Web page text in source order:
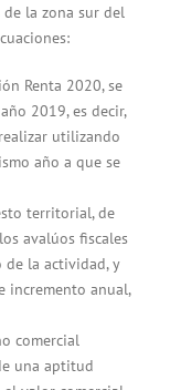
la zona sur del
Renta 2020, se
2019, es decir,
utilizando
año a que se
territorial, de
avalúos fiscales
de la actividad, y
incremento anual,
comercial
una aptitud